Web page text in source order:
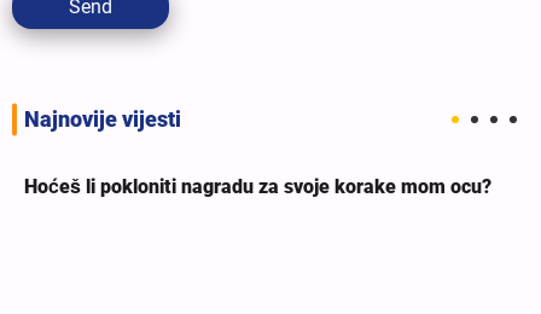
Send
Najnovije vijesti
Hoćeš li pokloniti nagradu za svoje korake mom ocu?